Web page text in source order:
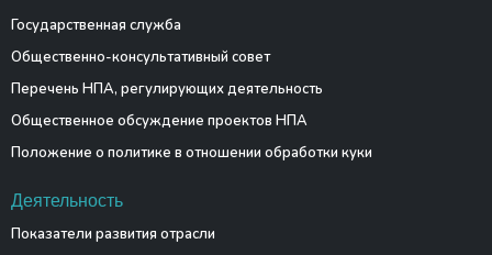
Государственная служба
Общественно-консультативный совет
Перечень НПА, регулирующих деятельность
Общественное обсуждение проектов НПА
Положение о политике в отношении обработки куки
Деятельность
Показатели развития отрасли